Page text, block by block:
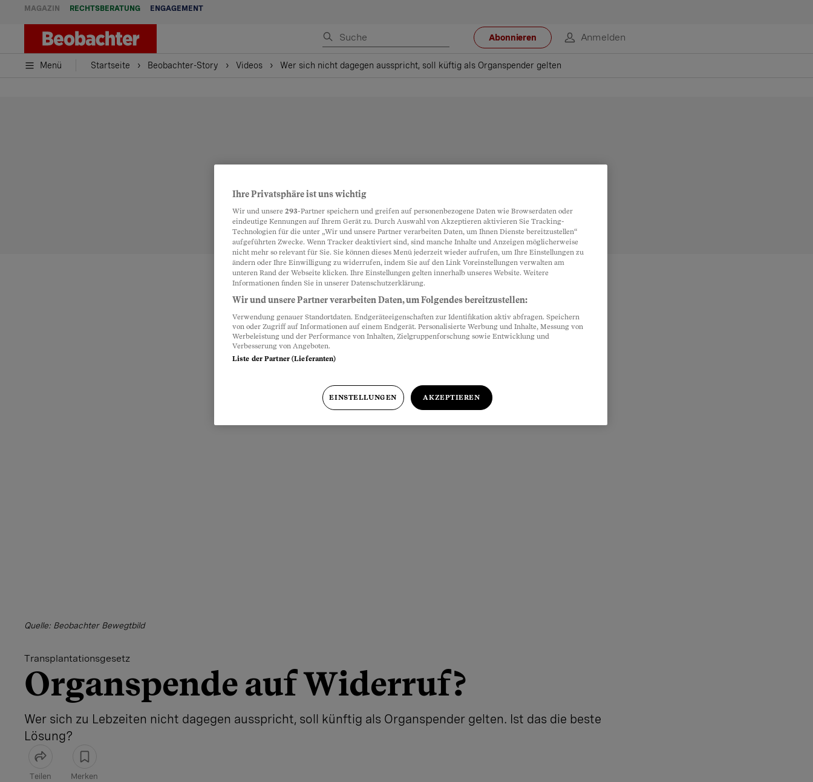
MAGAZIN RECHTSBERATUNG ENGAGEMENT
Abonnieren Anmelden
Menü Startseite Beobachter-Story Videos Wer sich nicht dagegen ausspricht, soll küftig als Organspender gelten
Quelle: Beobachter Bewegtbild
Transplantationsgesetz
Organspende auf Widerruf?
Wer sich zu Lebzeiten nicht dagegen ausspricht, soll künftig als Organspender gelten. Ist das die beste
Lösung?
Teilen Merken
Ihre Privatsphäre ist uns wichtig
Wir und unsere 293-Partner speichern und greifen auf personenbezogene Daten wie Browserdaten oder
eindeutige Kennungen auf Ihrem Gerät zu. Durch Auswahl von Akzeptieren aktivieren Sie Tracking-
Technologien für die unter „Wir und unsere Partner verarbeiten Daten, um Ihnen Dienste bereitzustellen“
aufgeführten Zwecke. Wenn Tracker deaktiviert sind, sind manche Inhalte und Anzeigen möglicherweise
nicht mehr so relevant für Sie. Sie können dieses Menü jederzeit wieder aufrufen, um Ihre Einstellungen zu
ändern oder Ihre Einwilligung zu widerrufen, indem Sie auf den Link Voreinstellungen verwalten am
unteren Rand der Webseite klicken. Ihre Einstellungen gelten innerhalb unseres Website. Weitere
Informationen finden Sie in unserer Datenschutzerklärung.
Wir und unsere Partner verarbeiten Daten, um Folgendes bereitzustellen:
Verwendung genauer Standortdaten. Endgeräteeigenschaften zur Identifikation aktiv abfragen. Speichern
von oder Zugriff auf Informationen auf einem Endgerät. Personalisierte Werbung und Inhalte, Messung von
Werbeleistung und der Performance von Inhalten, Zielgruppenforschung sowie Entwicklung und
Verbesserung von Angeboten.
Liste der Partner (Lieferanten)
EINSTELLUNGEN AKZEPTIEREN